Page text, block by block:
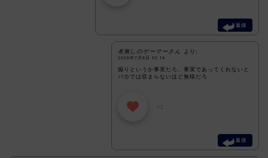
返信
名無しのゲーマーさん より:
2026年7月6日 05:14
煽りというか事実だろ。事実であってくれないと
バカでは収まらないほど無様だろ
+1
返信